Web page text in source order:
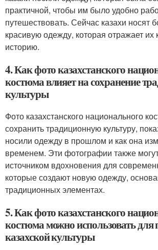
практичной, чтобы им было удобно
путешествовать. Сейчас казахи носят
красивую одежду, которая отражает их
историю.
4. Как фото казахстанского
костюма влияет на сохранение
культуры
Фото казахстанского национального
сохранить традиционную культуру,
носили одежду в прошлом и как она
временем. Эти фотографии также
источником вдохновения для
которые создают новую одежду,
традиционных элементах.
5. Как фото казахстанского
костюма можно использовать для
казахской культуры